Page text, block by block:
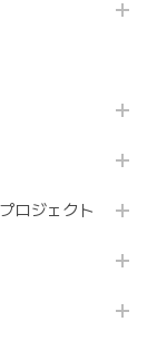
ロジェクト